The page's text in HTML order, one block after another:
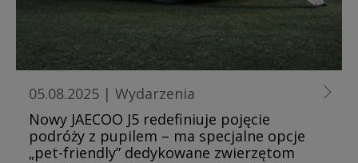
05.08.2025 | Wydarzenia
Nowy JAECOO J5 redefiniuje pojęcie
podróży z pupilem – ma specjalne opcje
„pet-friendly” dedykowane zwierzętom